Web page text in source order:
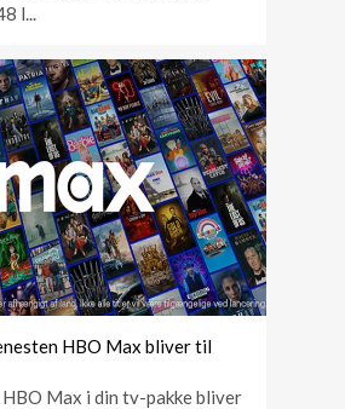
l...
HBO Max bliver til
Max i din tv-pakke bliver